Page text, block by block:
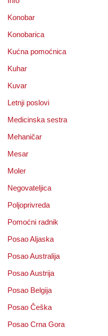
Konobar
Konobarica
Kućna pomoćnica
Kuhar
Kuvar
Letnji poslovi
Medicinska sestra
Mehaničar
Mesar
Moler
Negovateljica
Poljoprivreda
Pomoćni radnik
Posao Aljaska
Posao Australija
Posao Austrija
Posao Belgija
Posao Češka
Posao Crna Gora